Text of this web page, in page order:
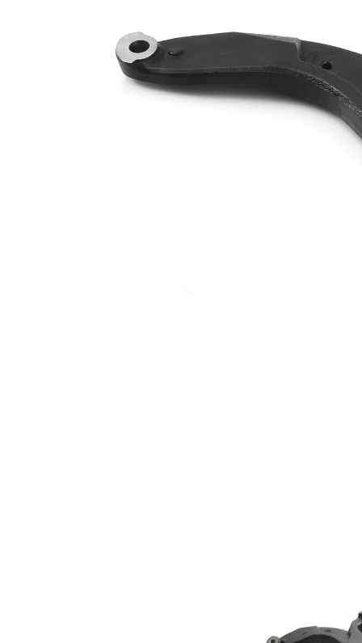
Type de bras
oscillant
oscillant
Article
complémentaire
de